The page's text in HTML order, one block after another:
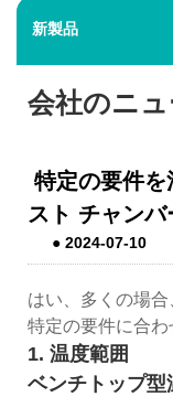
新製品
会社のニュ
特定の要件
スト チャン
●2024-07-10
はい、多くの場
特定の要件に合わ
1. 温度範囲
ベンチトップ